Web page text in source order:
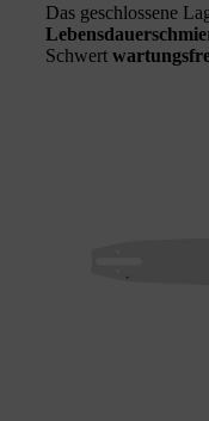
Das geschlossene
Schwert